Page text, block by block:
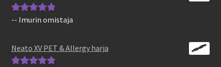
Arvostelu
-- Imurin omistaja
Neato XV PET & Allergy harja